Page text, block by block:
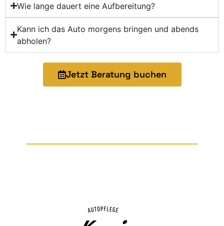
Wie lange dauert eine Aufbereitung?
Kann ich das Auto morgens bringen und abends
abholen?
Jetzt Beratung buchen